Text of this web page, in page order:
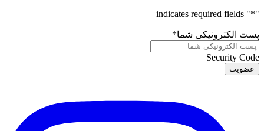
"
*
" indicates required fields
پست الکترونیکی شما*
Security Code